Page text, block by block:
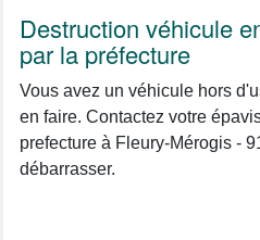
Destruction véhicule
par la préfecture
Vous avez un véhicule hors
en faire. Contactez votre
prefecture à Fleury-Mérogis -
débarrasser.